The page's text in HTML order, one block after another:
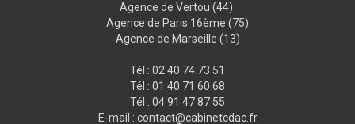
Agence de Vertou (44)
Agence de Paris 16ème (75)
Agence de Marseille (13)
Tél : 02 40 74 73 51
Tél : 01 40 71 60 68
Tél : 04 91 47 87 55
E-mail : contact@cabinetcdac.fr